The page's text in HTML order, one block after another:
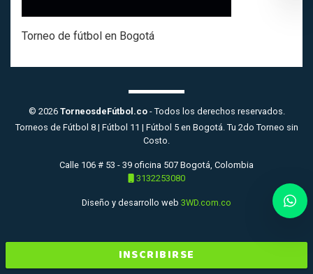
Torneo de fútbol en Bogotá
INSCRIBIRSE
© 2026 TorneosdeFútbol.co- Todos los derechos reservados.
Torneos de Fútbol 8 | Fútbol 11 | Fútbol 5 en Bogotá. Tu 2do Torneo sin
Costo.
Calle 106 # 53 - 39 oficina 507 Bogotá, Colombia
3132253080
Diseño y desarrollo web 3WD.com.co